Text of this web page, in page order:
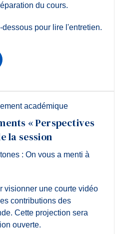
du cours.
pour lire l'entretien.
académique
« Perspectives
la session
: On vous a menti à
visionner une courte vidéo
contributions des
Cette projection sera
ouverte.